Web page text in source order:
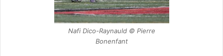
Nafi Dico-Raynauld © Pierre
Bonenfant